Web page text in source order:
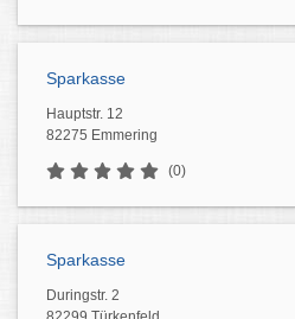
Sparkasse
Hauptstr. 12
82275 Emmering
(0)
Sparkasse
Duringstr. 2